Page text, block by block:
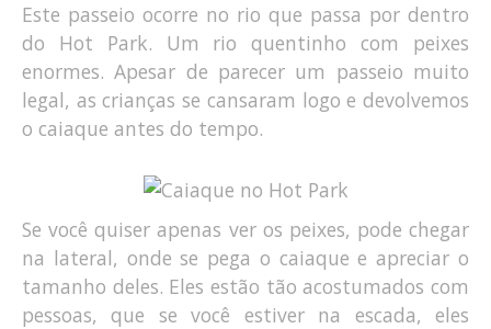
Este passeio ocorre no rio que passa por dentro
do Hot Park. Um rio quentinho com peixes
enormes. Apesar de parecer um passeio muito
legal, as crianças se cansaram logo e devolvemos
o caiaque antes do tempo.
Se você quiser apenas ver os peixes, pode chegar
na lateral, onde se pega o caiaque e apreciar o
tamanho deles. Eles estão tão acostumados com
pessoas, que se você estiver na escada, eles